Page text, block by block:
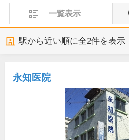
一覧表示
駅から近い順に全2件を表示
永知医院